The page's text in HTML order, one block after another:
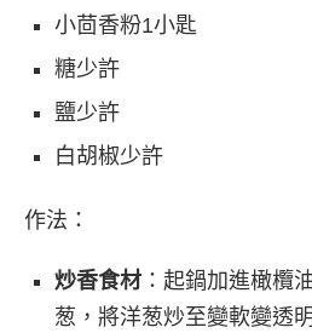
小茴香粉1小匙
糖少許
鹽少許
白胡椒少許
作法：
炒香食材 ：起鍋加進橄欖
葱，將洋葱炒至變軟變透